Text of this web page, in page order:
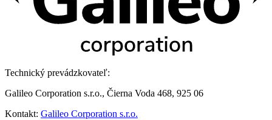
Technický prevádzkovateľ:
Galileo Corporation s.r.o., Čierna Voda 468, 925 06
Kontakt: Galileo Corporation s.r.o.